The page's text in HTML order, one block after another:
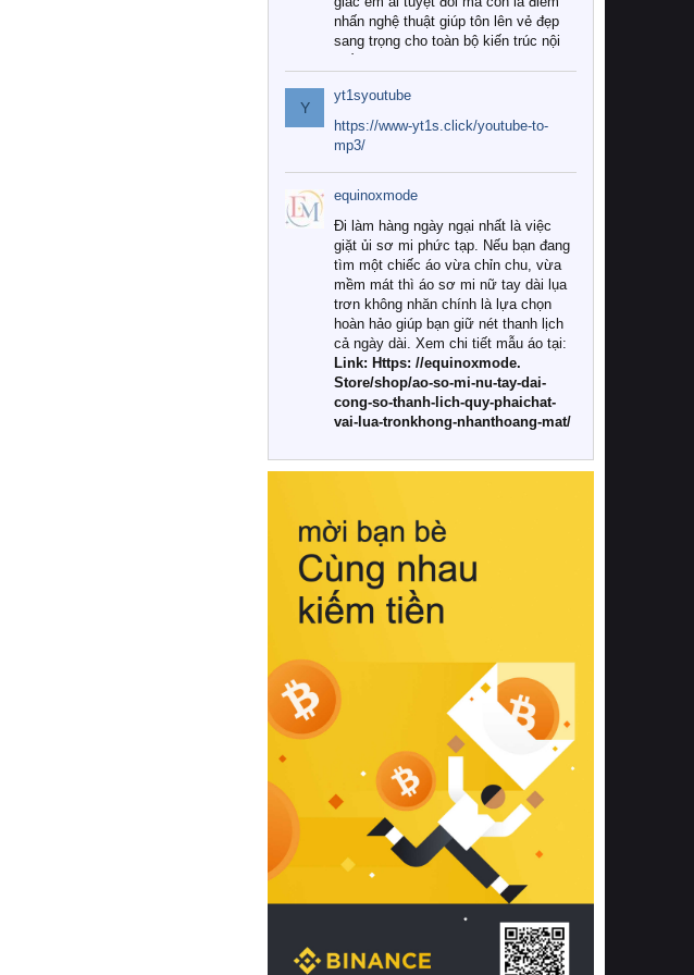
nhấn nghệ thuật giúp tôn lên vẻ đẹp
sang trọng cho toàn bộ kiến trúc nội
Tuy nhiên, giữa thị trường đa dạng
với vô vàn thương hiệu và mẫu mã
như hiện nay, làm thế nào để chọn
được những bộ chăn ga gối đệm cao
cấp thực sự chất lượng, phù hợp với
khí hậu và nhu cầu sử dụng của gia
đình? Hãy cùng chúng tôi đi tìm lời
giải đáp chi tiết qua bài viết dưới đây.
1. Tại sao các gia đình hiện đại lại ưa
chuộng chăn ga gối đệm cao cấp?
Khác với các dòng sản phẩm thông
thường, những bộ chăn ga gối đệm
cao cấp trải qua quy trình sản xuất
nghiêm ngặt từ khâu chọn lọc nguyên
liệu tự nhiên đến công nghệ dệt
nhuộm hiện đại không chứa hóa chất
này, bạn sẽ cảm nhận rõ rệt sự khác
hồi chuẩn xác của phần đệm nâng đỡ
cột sống.
Bên cạnh đó, việc lựa chọn các dòng
sản phẩm đạt chuẩn chất lượng quốc
tế còn giúp ngăn ngừa tình trạng kích
khuẩn và nấm mốc trong điều kiện
thời tiết nóng ẩm. Bạn có thể tìm hiểu
thêm các nghiên cứu khoa học về tác
động của giấc ngủ và môi trường
phòng ngủ đối với sức khỏe con
người tại Sleep Foundation (External
Link) để có cái nhìn toàn diện hơn.
2. Các tiêu chí vàng khi lựa chọn
chăn ga gối đệm cao cấp cho phòng
ngủ
Để sở hữu một bộ chăn ga gối đệm
cao cấp hoàn hảo cả về thẩm mỹ lẫn
công năng, người tiêu dùng cần cân
nhắc kỹ lưỡng các tiêu chí quan trọng
Y
yt1syoutube
https://www-yt1s.click/youtube-to-
mp3/
equinoxmode
Đi làm hàng ngày ngại nhất là việc
giặt ủi sơ mi phức tạp. Nếu bạn đang
tìm một chiếc áo vừa chỉn chu, vừa
mềm mát thì áo sơ mi nữ tay dài lụa
trơn không nhăn chính là lựa chọn
hoàn hảo giúp bạn giữ nét thanh lịch
cả ngày dài. Xem chi tiết mẫu áo tại:
Link: Https: //equinoxmode.
Store/shop/ao-so-mi-nu-tay-dai-
cong-so-thanh-lich-quy-phaichat-
vai-lua-tronkhong-nhanthoang-mat/